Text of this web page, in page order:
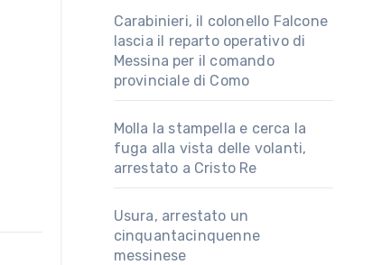
Carabinieri, il colonello Falcone
lascia il reparto operativo di
Messina per il comando
provinciale di Como
Molla la stampella e cerca la
fuga alla vista delle volanti,
arrestato a Cristo Re
Usura, arrestato un
cinquantacinquenne
messinese